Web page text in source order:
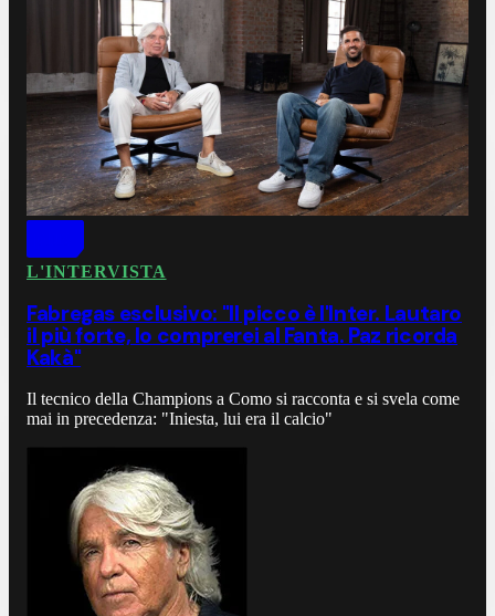
L'INTERVISTA
Fabregas esclusivo: "Il picco è l'Inter. Lautaro
il più forte, lo comprerei al Fanta. Paz ricorda
Kakà"
Il tecnico della Champions a Como si racconta e si svela come
mai in precedenza: "Iniesta, lui era il calcio"